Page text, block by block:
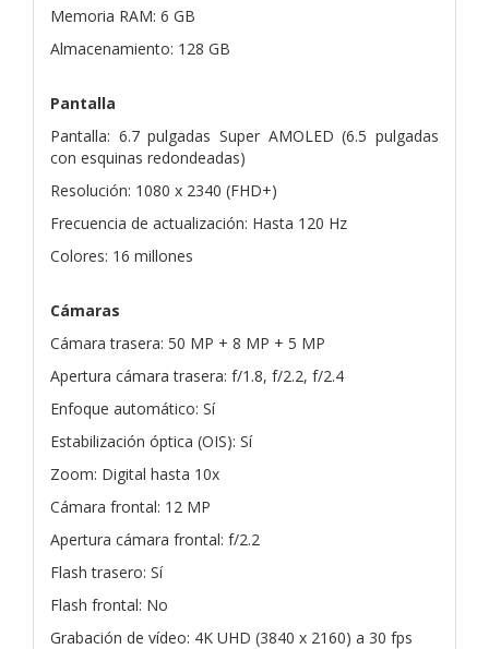
Memoria RAM: 6 GB
Almacenamiento: 128 GB
Pantalla
Pantalla: 6.7 pulgadas Super AMOLED (6.5 pulgadas
con esquinas redondeadas)
Resolución: 1080 x 2340 (FHD+)
Frecuencia de actualización: Hasta 120 Hz
Colores: 16 millones
Cámaras
Cámara trasera: 50 MP + 8 MP + 5 MP
Apertura cámara trasera: f/1.8, f/2.2, f/2.4
Enfoque automático: Sí
Estabilización óptica (OIS): Sí
Zoom: Digital hasta 10x
Cámara frontal: 12 MP
Apertura cámara frontal: f/2.2
Flash trasero: Sí
Flash frontal: No
Grabación de vídeo: 4K UHD (3840 x 2160) a 30 fps